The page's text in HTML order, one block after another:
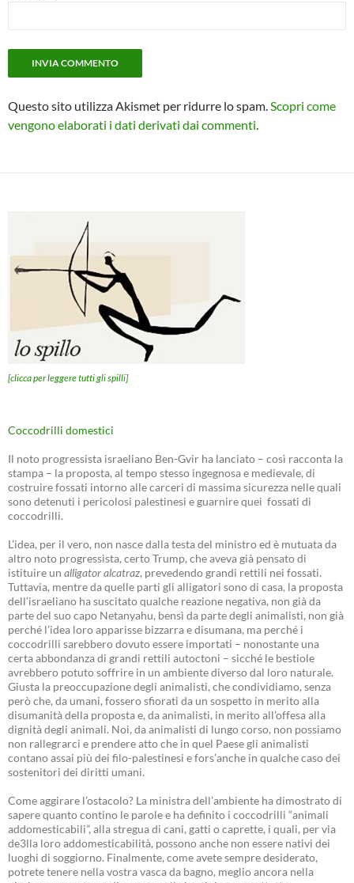
Questo sito utilizza Akismet per ridurre lo spam. Scopri come
vengono elaborati i dati derivati dai commenti
[clicca per leggere tutti gli spilli]
Coccodrilli domestici
Il noto progressista israeliano Ben-Gvir ha lanciato – così racconta la
stampa – la proposta, al tempo stesso ingegnosa e medievale, di
costruire fossati intorno alle carceri di massima sicurezza nelle quali
sono detenuti i pericolosi palestinesi e guarnire quei fossati di
coccodrilli.
L’idea, per il vero, non nasce dalla testa del ministro ed è mutuata da
altro noto progressista, certo Trump, che aveva già pensato di
istituire un alligator alcatraz, prevedendo grandi rettili nei fossati.
Tuttavia, mentre da quelle parti gli alligatori sono di casa, la proposta
dell’israeliano ha suscitato qualche reazione negativa, non già da
parte del suo capo Netanyahu, bensì da parte degli animalisti, non già
perché l’idea loro apparisse bizzarra e disumana, ma perché i
coccodrilli sarebbero dovuto essere importati – nonostante una
certa abbondanza di grandi rettili autoctoni – sicché le bestiole
avrebbero potuto soffrire in un ambiente diverso dal loro naturale.
Giusta la preoccupazione degli animalisti, che condividiamo, senza
però che, da umani, fossero sfiorati da un sospetto in merito alla
disumanità della proposta e, da animalisti, in merito all’offesa alla
dignità degli animali. Noi, da animalisti di lungo corso, non possiamo
non rallegrarci e prendere atto che in quel Paese gli animalisti
contano assai più dei filo-palestinesi e fors’anche in qualche caso dei
sostenitori dei diritti umani.
Come aggirare l’ostacolo? La ministra dell’ambiente ha dimostrato di
sapere quanto contino le parole e ha definito i coccodrilli “animali
addomesticabili”, alla stregua di cani, gatti o caprette, i quali, per via
de3lla loro addomesticabilità, possono anche non essere nativi dei
luoghi di soggiorno. Finalmente, come avete sempre desiderato,
potrete tenere nella vostra vasca da bagno, meglio ancora nella